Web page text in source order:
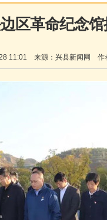
区革命纪念
11:01 来源： 兴县新闻网 作